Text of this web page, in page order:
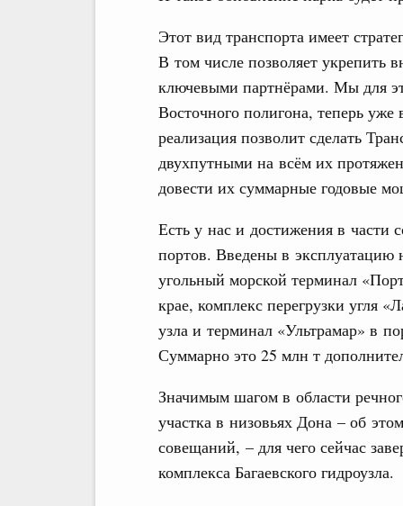
Этот вид транспорта имеет
В том числе позволяет укрепить
ключевыми партнёрами. Мы для
Восточного полигона, теперь уже
реализация позволит сделать
двухпутными на всём их
довести их суммарные годовые
Есть у нас и достижения в части
портов. Введены в эксплуатацию
угольный морской терминал
крае, комплекс перегрузки угля
узла и терминал «Ультрамар» в
Суммарно это 25 млн т
Значимым шагом в области
участка в низовьях Дона – об
совещаний, – для чего сейчас
комплекса Багаевского гидроузла.